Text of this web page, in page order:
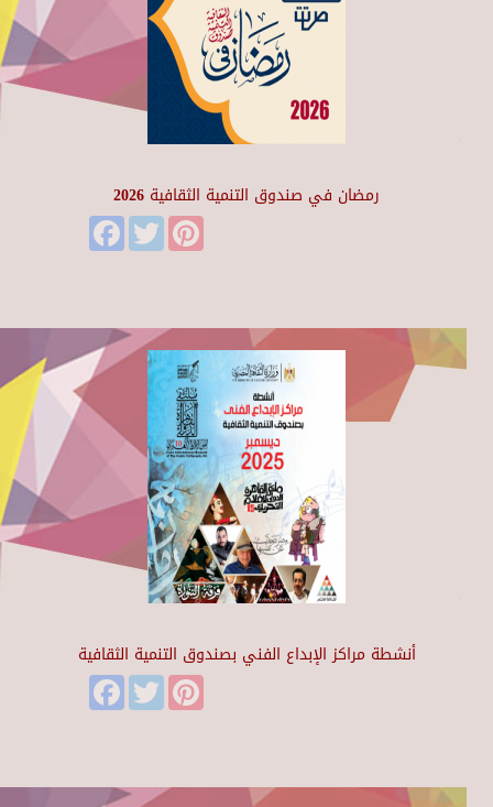
رمضان في صندوق التنمية الثقافية 2026
FacebookTwitter
أنشطة مراكز الإبداع الفني بصندوق التنمية الثقافية
FacebookTwitter